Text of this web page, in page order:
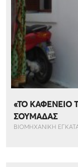
«ΤΟ ΚΑΦΕΝΕΙΟ
ΣΟΥΜΑΔΑΣ
ΒΙΟΜΗΧΑΝΙΚΗ